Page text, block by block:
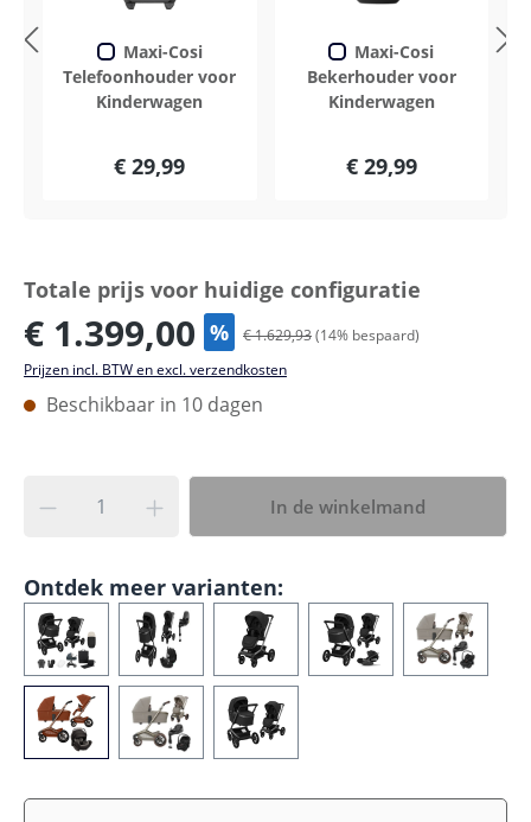
Maxi-Cosi
Telefoonhouder voor
Kinderwagen
€ 29,99
Maxi-Cosi
Bekerhouder voor
Kinderwagen
€ 29,99
Totale prijs voor huidige configuratie
€ 1.399,00 % € 1.629,93(14% bespaard)
Prijzen incl. BTW en excl. verzendkosten
Beschikbaar in 10 dagen
In de winkelmand
Ontdek meer varianten: